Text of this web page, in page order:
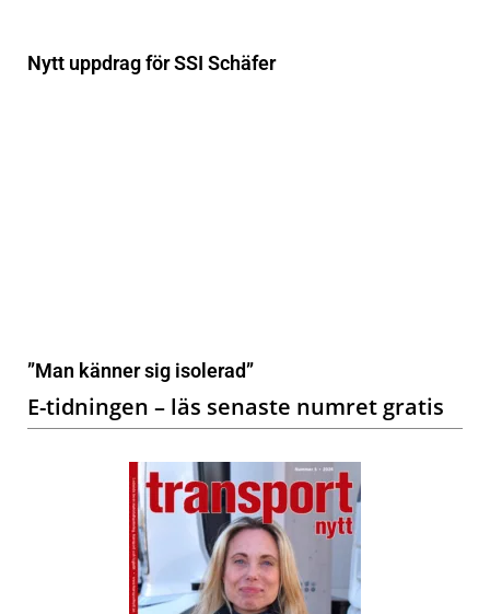
Nytt uppdrag för SSI Schäfer
”Man känner sig isolerad”
E-tidningen – läs senaste numret gratis